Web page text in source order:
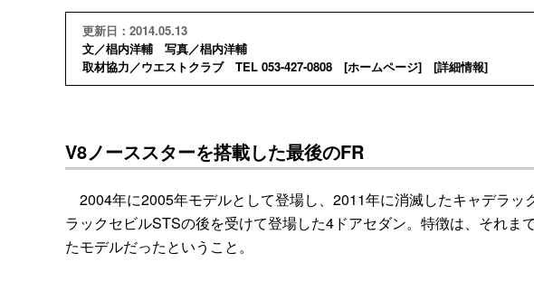
更新日：2014.05.13
文／椙内洋輔 写真／椙内洋輔
取材協力／ウエストクラブ TEL 053-427-0808 [ホームページ] [詳細情報]
V8ノーススターを搭載した最後のFR
2004年に2005年モデルとして登場し、2011年に消滅したキャデラ
ラックセビルSTSの後を受けて登場した4ドアセダン。特徴は、それま
たモデルだったということ。